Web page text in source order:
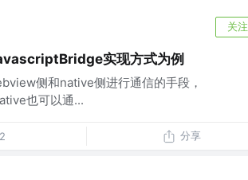
关注
实现方式为例
侧和native侧进行通信的手段，
也可以通...
2 分享